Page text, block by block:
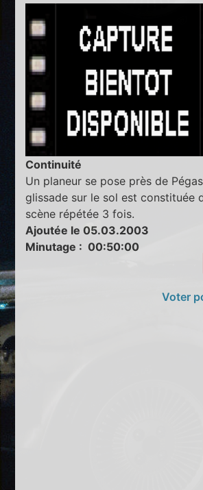
Continuité
Un planeur se pose près de
glissade sur le sol est constituée
scène répétée 3 fois.
Ajoutée le 05.03.2003
Minutage : 00:50:00
Voter